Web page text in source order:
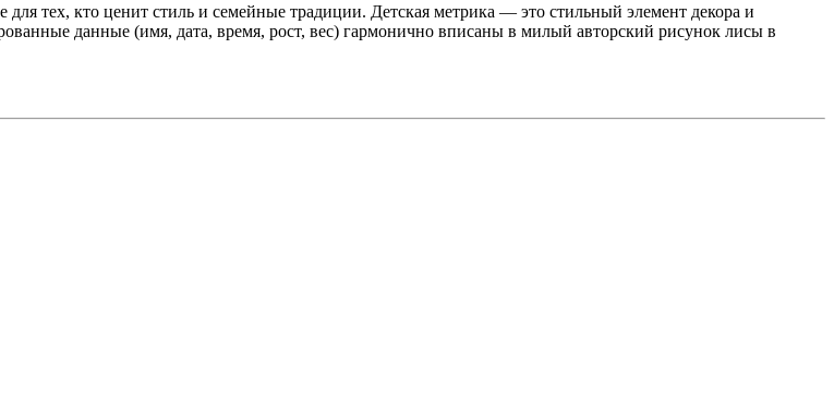
тех, кто ценит стиль и семейные традиции. Детская метрика — это стильный элемент декора и
данные (имя, дата, время, рост, вес) гармонично вписаны в милый авторский рисунок лисы в